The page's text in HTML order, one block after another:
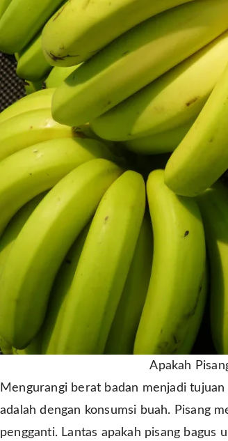
Apakah
Mengurangi berat badan menjadi
adalah dengan konsumsi buah. Pisang
pengganti. Lantas apakah pisang bagus